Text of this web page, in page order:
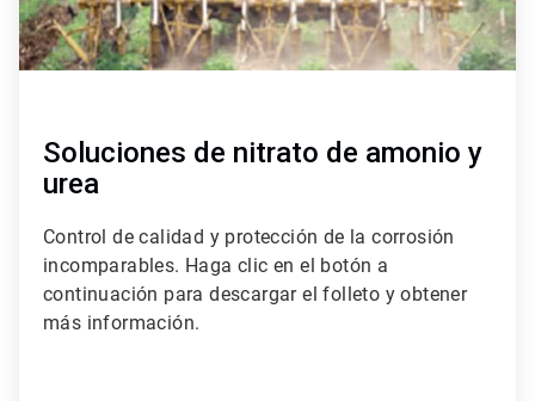
Soluciones de nitrato de amonio y
urea
Control de calidad y protección de la corrosión
incomparables. Haga clic en el botón a
continuación para descargar el folleto y obtener
más información.